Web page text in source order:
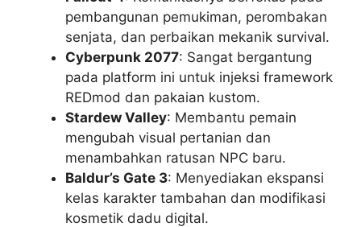
pembangunan pemukiman, perombakan
senjata, dan perbaikan mekanik survival.
Cyberpunk 2077: Sangat bergantung
pada platform ini untuk injeksi framework
REDmod dan pakaian kustom.
Stardew Valley: Membantu pemain
mengubah visual pertanian dan
menambahkan ratusan NPC baru.
Baldur’s Gate 3: Menyediakan ekspansi
kelas karakter tambahan dan modifikasi
kosmetik dadu digital.